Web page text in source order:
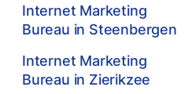
Internet Marketing
Bureau in Steenbergen
Internet Marketing
Bureau in Zierikzee